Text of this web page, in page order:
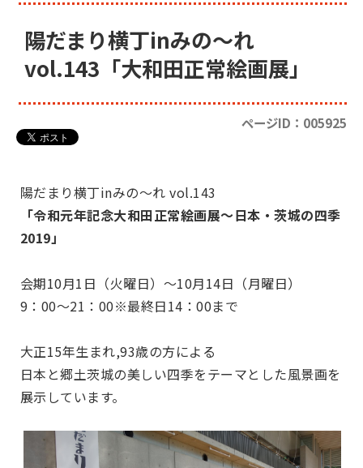
陽だまり横丁inみの～れ
vol.143「大和田正常絵画展」
ページID：005925
陽だまり横丁inみの～れ vol.143
「令和元年記念大和田正常絵画展～日本・茨城の四季
2019」
会期10月1日（火曜日）～10月14日（月曜日）
9：00～21：00※最終日14：00まで
大正15年生まれ,93歳の方による
日本と郷土茨城の美しい四季をテーマとした風景画を
展示しています。